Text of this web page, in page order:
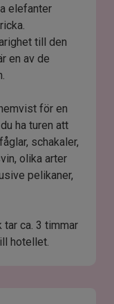
elefanter
till den
en av de
för en
ha turen att
schakaler,
olika arter
pelikaner,
tar ca. 3 timmar
hotellet.